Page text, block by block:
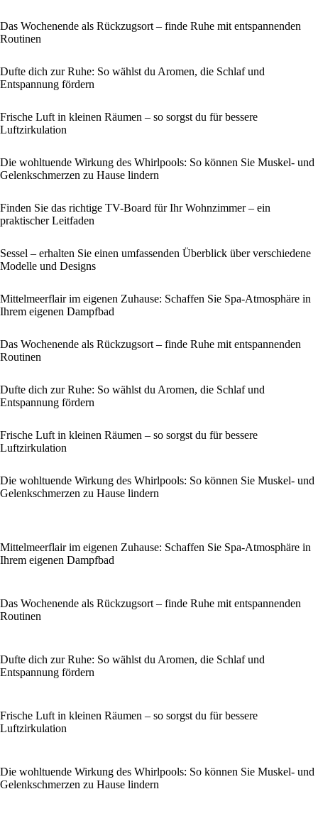
Das Wochenende als Rückzugsort – finde Ruhe mit entspannenden
Routinen
Dufte dich zur Ruhe: So wählst du Aromen, die Schlaf und
Entspannung fördern
Frische Luft in kleinen Räumen – so sorgst du für bessere
Luftzirkulation
Die wohltuende Wirkung des Whirlpools: So können Sie Muskel- und
Gelenkschmerzen zu Hause lindern
Finden Sie das richtige TV-Board für Ihr Wohnzimmer – ein
praktischer Leitfaden
Sessel – erhalten Sie einen umfassenden Überblick über verschiedene
Modelle und Designs
Mittelmeerflair im eigenen Zuhause: Schaffen Sie Spa-Atmosphäre in
Ihrem eigenen Dampfbad
Das Wochenende als Rückzugsort – finde Ruhe mit entspannenden
Routinen
Dufte dich zur Ruhe: So wählst du Aromen, die Schlaf und
Entspannung fördern
Frische Luft in kleinen Räumen – so sorgst du für bessere
Luftzirkulation
Die wohltuende Wirkung des Whirlpools: So können Sie Muskel- und
Gelenkschmerzen zu Hause lindern
Mittelmeerflair im eigenen Zuhause: Schaffen Sie Spa-Atmosphäre in
Ihrem eigenen Dampfbad
Das Wochenende als Rückzugsort – finde Ruhe mit entspannenden
Routinen
Dufte dich zur Ruhe: So wählst du Aromen, die Schlaf und
Entspannung fördern
Frische Luft in kleinen Räumen – so sorgst du für bessere
Luftzirkulation
Die wohltuende Wirkung des Whirlpools: So können Sie Muskel- und
Gelenkschmerzen zu Hause lindern